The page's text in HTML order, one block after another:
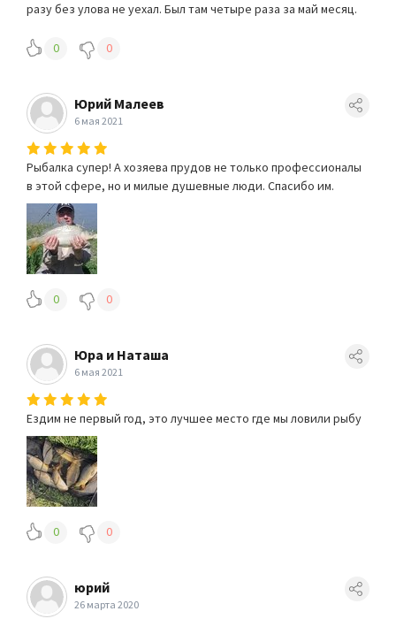
разу без улова не уехал. Был там четыре раза за май месяц.
0 0
Юрий Малеев
6 мая 2021
Рыбалка супер! А хозяева прудов не только профессионалы
в этой сфере, но и милые душевные люди. Спасибо им.
0 0
Юра и Наташа
6 мая 2021
Ездим не первый год, это лучшее место где мы ловили рыбу
0 0
юрий
26 марта 2020